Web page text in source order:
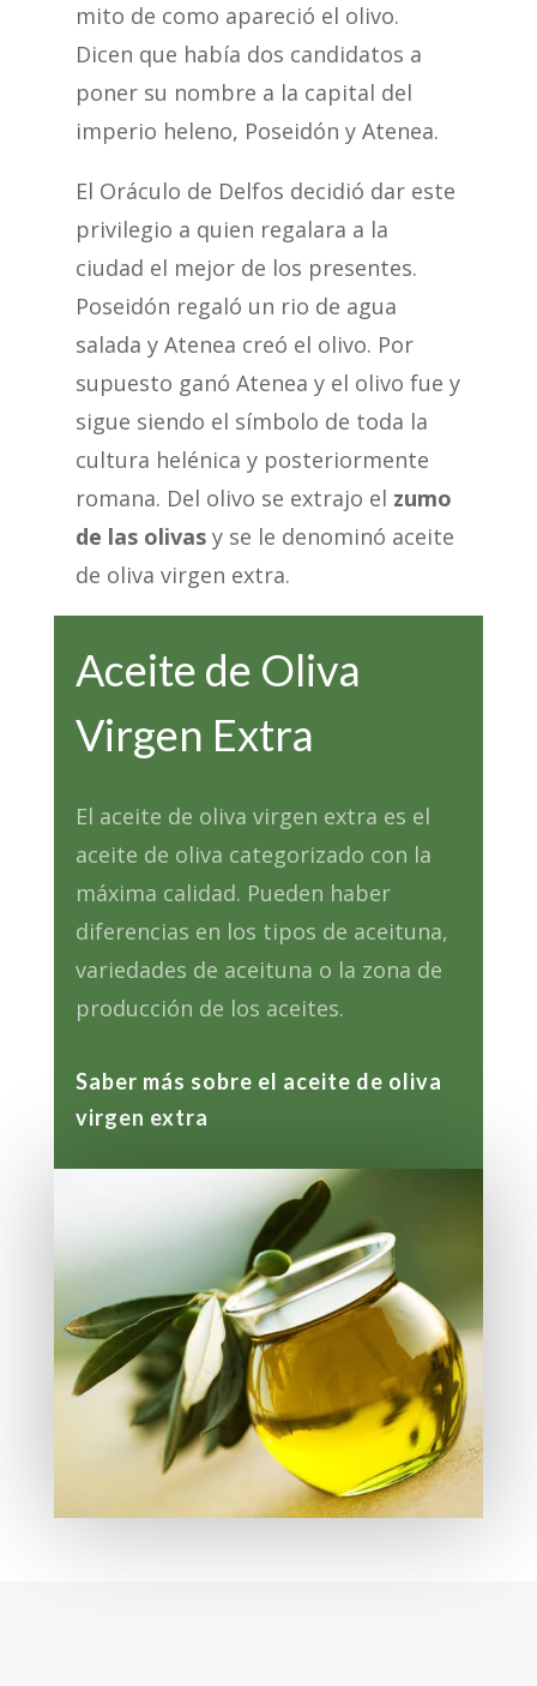
mito de como apareció el olivo.
Dicen que había dos candidatos a
poner su nombre a la capital del
imperio heleno, Poseidón y Atenea.
El Oráculo de Delfos decidió dar este
privilegio a quien regalara a la
ciudad el mejor de los presentes.
Poseidón regaló un rio de agua
salada y Atenea creó el olivo. Por
supuesto ganó Atenea y el olivo fue y
sigue siendo el símbolo de toda la
cultura helénica y posteriormente
romana. Del olivo se extrajo el zumo
de las olivasy se le denominó aceite
de oliva virgen extra.
Aceite de Oliva
Virgen Extra
El aceite de oliva virgen extra es el
aceite de oliva categorizado con la
máxima calidad. Pueden haber
diferencias en los tipos de aceituna,
variedades de aceituna o la zona de
producción de los aceites.
Saber más sobre el aceite de oliva
virgen extra